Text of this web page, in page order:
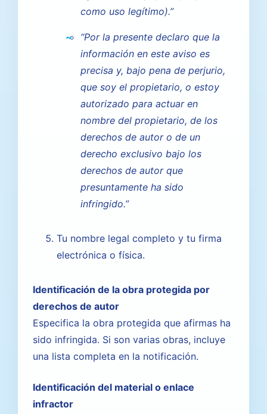
como uso legítimo).”
“Por la presente declaro que la
información en este aviso es
precisa y, bajo pena de perjurio,
que soy el propietario, o estoy
autorizado para actuar en
nombre del propietario, de los
derechos de autor o de un
derecho exclusivo bajo los
derechos de autor que
presuntamente ha sido
infringido.”
Tu nombre legal completo y tu firma
electrónica o física.
Identificación de la obra protegida por
derechos de autor
Especifica la obra protegida que afirmas ha
sido infringida. Si son varias obras, incluye
una lista completa en la notificación.
Identificación del material o enlace
infractor